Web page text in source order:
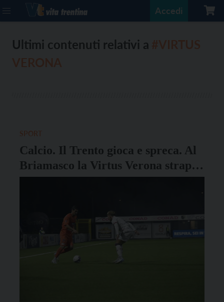
Accedi
Ultimi contenuti relativi a
Calcio. Il Trento gioca e spreca. Al
Briamasco la Virtus Verona strappa
un punto